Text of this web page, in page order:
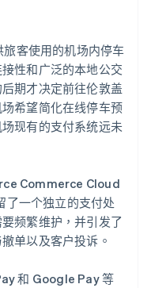
客使用的机场内停车
性和广泛的本地公交
期才决定前往伦敦盖
希望简化在线停车预
现有的支付系统远未
Commerce Cloud
了一个独立的支付处
频繁维护，并引发了
单以及客户投诉。
和 Google Pay 等